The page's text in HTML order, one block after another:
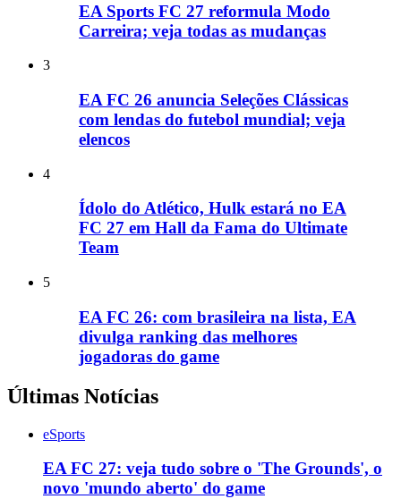
EA Sports FC 27 reformula Modo
Carreira; veja todas as mudanças
3
EA FC 26 anuncia Seleções Clássicas
com lendas do futebol mundial; veja
elencos
4
Ídolo do Atlético, Hulk estará no EA
FC 27 em Hall da Fama do Ultimate
Team
5
EA FC 26: com brasileira na lista, EA
divulga ranking das melhores
jogadoras do game
Últimas Notícias
eSports
EA FC 27: veja tudo sobre o 'The Grounds', o
novo 'mundo aberto' do game